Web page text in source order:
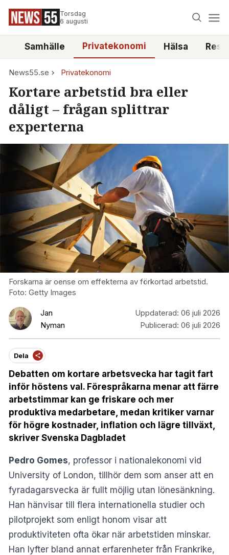
Torsdag
6 augusti
Samhälle Privatekonomi Hälsa
News55.se Privatekonomi
Kortare arbetstid bra eller
dåligt – frågan splittrar
experterna
Forskarna är oense om effekterna av förkortad arbetstid.
Foto: Getty Images
Jan
Nyman
Uppdaterad: 06 juli 2026
Publicerad: 06 juli 2026
Dela
Debatten om kortare arbetsvecka har tagit fart
inför höstens val. Förespråkarna menar att färre
arbetstimmar kan ge friskare och mer
produktiva medarbetare, medan kritiker varnar
för högre kostnader, inflation och lägre tillväxt,
skriver Svenska Dagbladet
Pedro Gomes, professor i nationalekonomi vid
University of London, tillhör dem som anser att en
fyradagarsvecka är fullt möjlig utan lönesänkning.
Han hänvisar till flera internationella studier och
pilotprojekt som enligt honom visar att
produktiviteten ofta ökar när arbetstiden minskar.
Han lyfter bland annat erfarenheter från Frankrike,